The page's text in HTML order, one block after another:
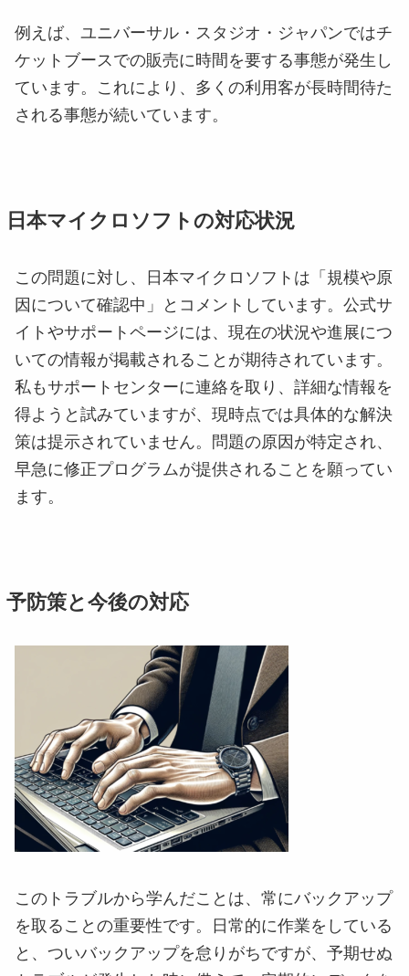
店舗を探す
ドラレコ修理
例えば、ユニバーサル・スタジオ・ジャパンではチ
ケットブースでの販売に時間を要する事態が発生し
ています。これにより、多くの利用客が長時間待た
される事態が続いています。
日本マイクロソフトの対応状況
この問題に対し、日本マイクロソフトは「規模や原
因について確認中」とコメントしています。公式サ
イトやサポートページには、現在の状況や進展につ
いての情報が掲載されることが期待されています。
私もサポートセンターに連絡を取り、詳細な情報を
得ようと試みていますが、現時点では具体的な解決
策は提示されていません。問題の原因が特定され、
早急に修正プログラムが提供されることを願ってい
ます。
予防策と今後の対応
このトラブルから学んだことは、常にバックアップ
を取ることの重要性です。日常的に作業をしている
と、ついバックアップを怠りがちですが、予期せぬ